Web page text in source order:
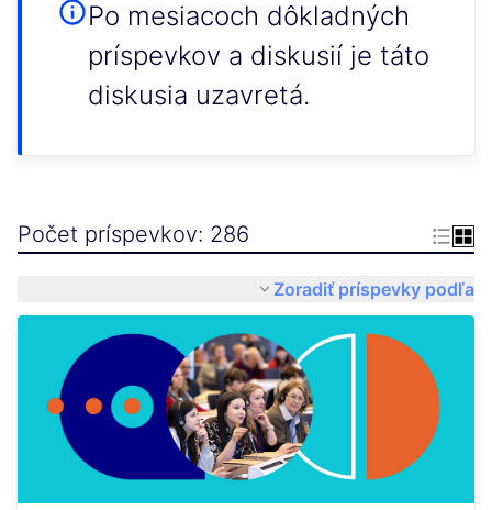
Po mesiacoch dôkladných
príspevkov a diskusií je táto
diskusia uzavretá.
Počet príspevkov: 286
Zoradiť príspevky podľa